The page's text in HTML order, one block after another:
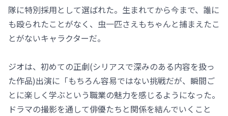
隊に特別採用として選ばれた。生まれてから今まで、誰に
も殴られたことがなく、虫一匹さえもちゃんと捕まえたこ
とがないキャラクターだ。
ジオは、初めての正劇(シリアスで深みのある内容を扱っ
た作品)出演に「もちろん容易ではない挑戦だが、瞬間ご
とに楽しく学ぶという職業の魅力を感じるようになった。
ドラマの撮影を通して俳優たちと関係を結んでいくこと